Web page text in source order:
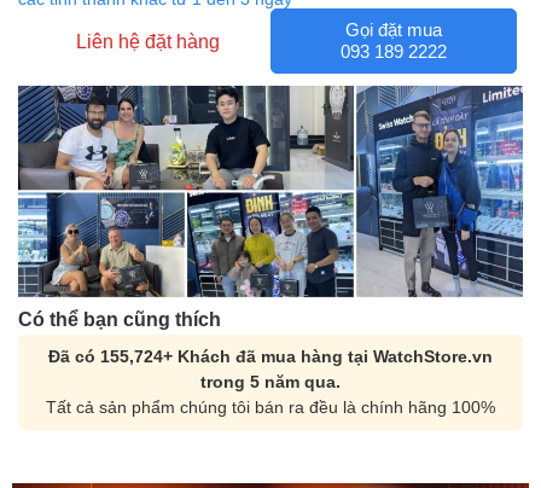
Liên hệ đặt hàng
Gọi đặt mua
093 189 2222
Có thể bạn cũng thích
Đã có 155,724+ Khách đã mua hàng tại WatchStore.vn
trong 5 năm qua.
Tất cả sản phẩm chúng tôi bán ra đều là chính hãng 100%
Orient Nam RA-
Casio Nam MTS-